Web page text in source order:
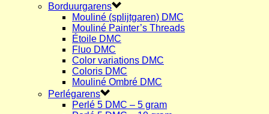
Borduurgarens
Mouliné (splijtgaren) DMC
Mouliné Painter’s Threads
Étoile DMC
Fluo DMC
Color variations DMC
Coloris DMC
Mouliné Ombré DMC
Perlégarens
Perlé 5 DMC – 5 gram